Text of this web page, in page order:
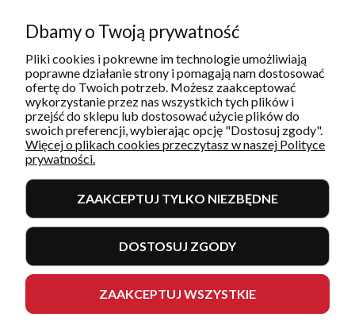
info@restoquality.pl
Serwis
pon-pt: 8:30 - 16:30
577 609 633
serwis@restoquality.pl
KRS: 0000511822
INFORMACJE
MOJE KONTO I ZAMÓWIENIA
Dbamy o Twoją prywatność
Pliki cookies i pokrewne im technologie umożliwiają
poprawne działanie strony i pomagają nam dostosować
ofertę do Twoich potrzeb. Możesz zaakceptować
wykorzystanie przez nas wszystkich tych plików i
przejść do sklepu lub dostosować użycie plików do
swoich preferencji, wybierając opcję "Dostosuj zgody".
Więcej o plikach cookies przeczytasz w naszej Polityce
prywatności.
ZAAKCEPTUJ TYLKO NIEZBĘDNE
DOSTOSUJ ZGODY
ZAAKCEPTUJ WSZYSTKIE